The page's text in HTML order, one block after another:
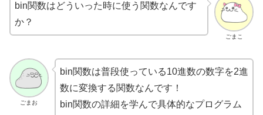
ごまこ
bin関数はどういった時に使う関数なんです
か？
ごまお
bin関数は普段使っている10進数の数字を2進
数に変換する関数なんです！
bin関数の詳細を学んで具体的なプログラム